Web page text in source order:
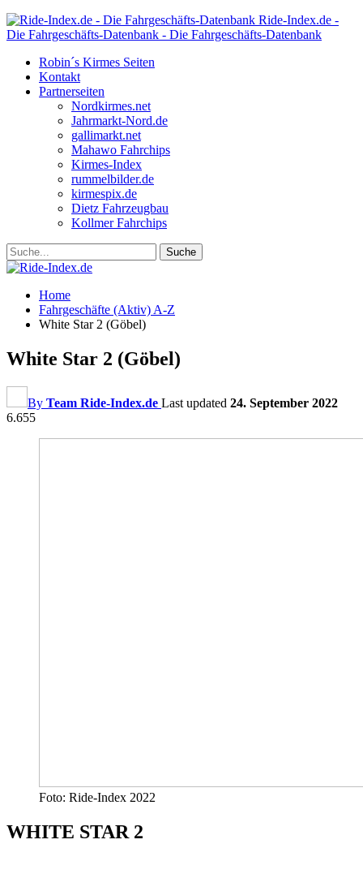
Ride-Index.de -
Die Fahrgeschäfts-Datenbank - Die Fahrgeschäfts-Datenbank
Robin´s Kirmes Seiten
Kontakt
Partnerseiten
Nordkirmes.net
Jahrmarkt-Nord.de
gallimarkt.net
Mahawo Fahrchips
Kirmes-Index
rummelbilder.de
kirmespix.de
Dietz Fahrzeugbau
Kollmer Fahrchips
Home
Fahrgeschäfte (Aktiv) A-Z
White Star 2 (Göbel)
White Star 2 (Göbel)
By Team Ride-Index.de Last updated 24. September 2022
6.655
Foto: Ride-Index 2022
WHITE STAR 2